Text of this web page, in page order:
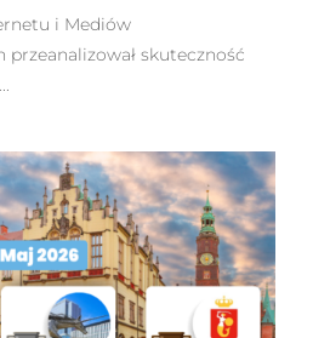
i Mediów
przeanalizował skuteczność